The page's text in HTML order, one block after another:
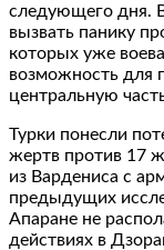
следующего дня.
вызвать панику
которых уже
возможность для
центральную
Турки понесли
жертв против 17
из Вардениса с
предыдущих
Апаране не
действиях в